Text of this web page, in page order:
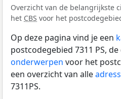
Overzicht van de belangrijkste
het CBS voor het
Op deze pagina vind je een
postcodegebied 7311 PS,
onderwerpen voor het
een overzicht van alle
7311PS.